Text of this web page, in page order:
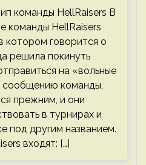
команды HellRaisers В
команды HellRaisers
котором говорится о
решила покинуть
на «вольные
сообщению команды,
прежним, и они
в турнирах и
под другим названием.
входят: […]